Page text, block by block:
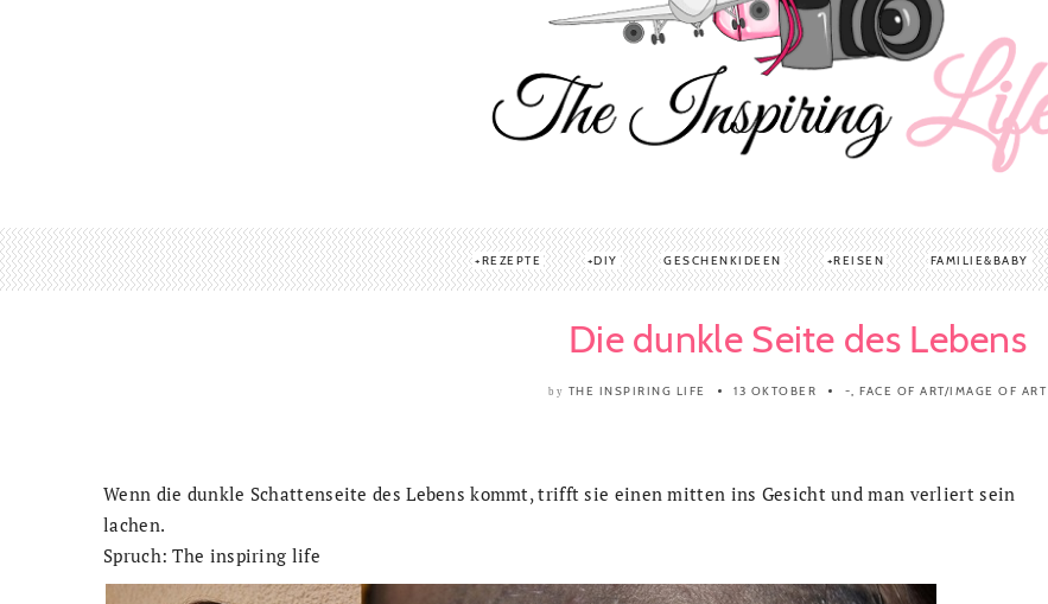
REZEPTE DIY GESCHENKIDEEN REISEN FAMILIE&BABY
Die dunkle Seite des Lebens
by THE INSPIRING LIFE 13 OKTOBER -, FACE OF ART/IMAGE OF ART
Wenn die dunkle Schattenseite des Lebens kommt, trifft sie einen mitten ins Gesicht und man verliert sein
lachen.
Spruch: The inspiring life